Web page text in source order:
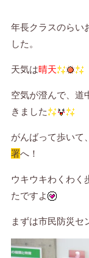
年長クラスのらい
した。
天気は晴天
空気が澄んで、道
きました
がんばって歩いて、
署へ！
ウキウキわくわく
たですよ
まずは市民防災セ